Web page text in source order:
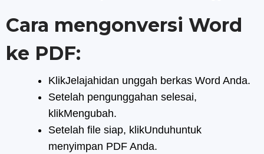
Cara mengonversi Word
ke PDF:
KlikJelajahidan unggah berkas Word Anda.
Setelah pengunggahan selesai,
klikMengubah.
Setelah file siap, klikUnduhuntuk
menyimpan PDF Anda.